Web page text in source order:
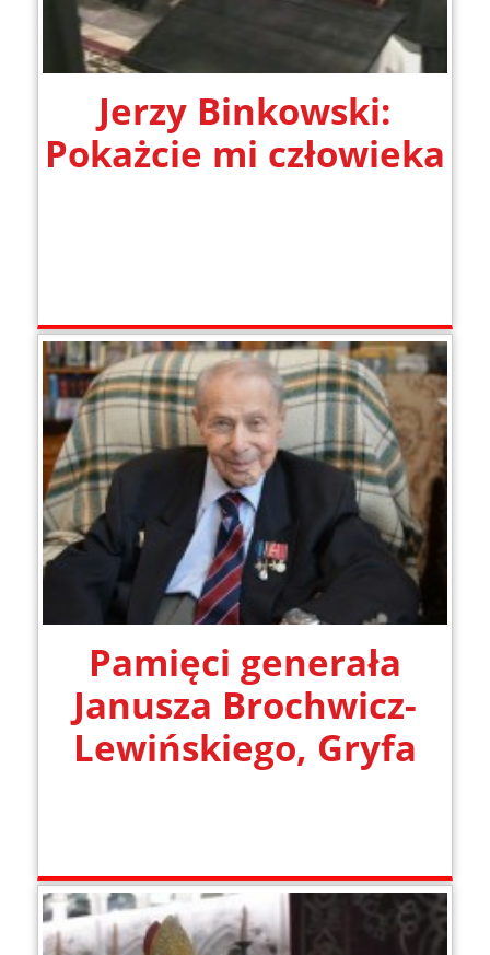
Jerzy Binkowski:
Pokażcie mi człowieka
Pamięci generała
Janusza Brochwicz-
Lewińskiego, Gryfa